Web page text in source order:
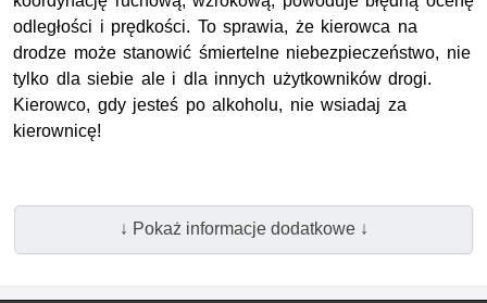
odległości i prędkości. To sprawia, że kierowca na
drodze może stanowić śmiertelne niebezpieczeństwo, nie
tylko dla siebie ale i dla innych użytkowników drogi.
Kierowco, gdy jesteś po alkoholu, nie wsiadaj za
kierownicę!
↓ Pokaż informacje dodatkowe ↓